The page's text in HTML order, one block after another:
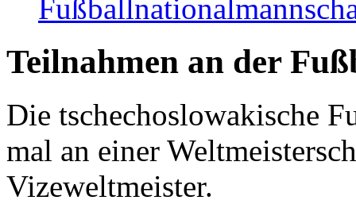
Teilnahmen an der
Die tschechoslowakische
mal an einer
Vizeweltmeister.